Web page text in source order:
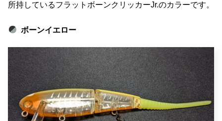
所持しているフラットボーンクリッカーJr.のカラーです。
ボーンイエロー